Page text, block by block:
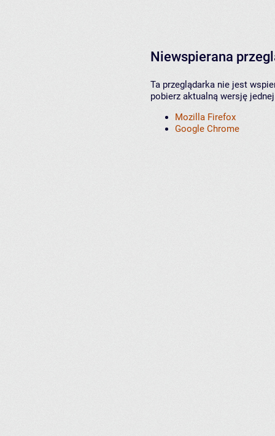
Niewspierana
Ta przeglądarka nie jest
pobierz aktualną wersję
Mozilla Firefox
Google Chrome